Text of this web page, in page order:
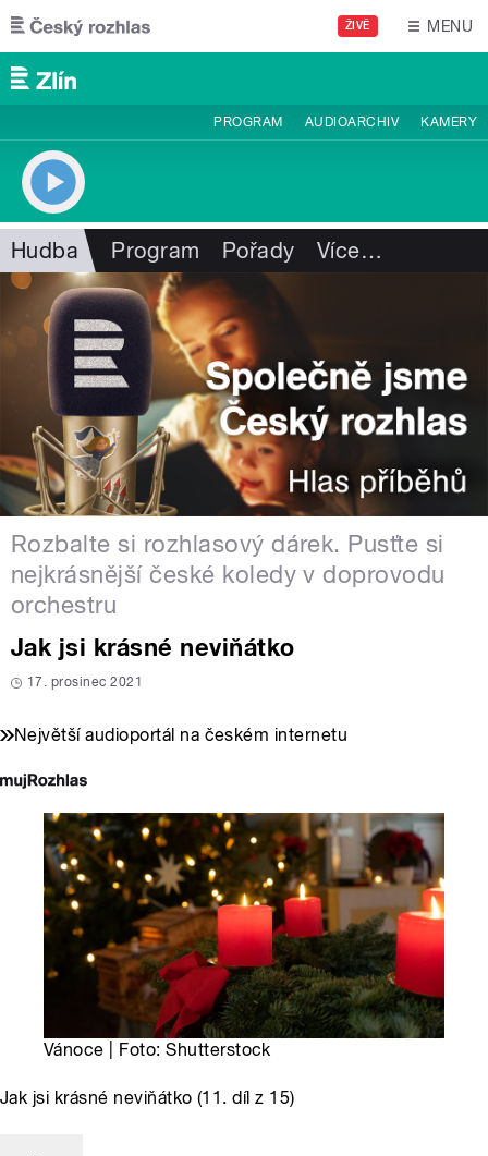
Přejít k hlavnímu obsahu
ŽIVĚ MENU
PROGRAM AUDIOARCHIV KAMERY
Hudba Program Pořady Více…
Rozbalte si rozhlasový dárek. Pusťte si
nejkrásnější české koledy v doprovodu
orchestru
Jak jsi krásné neviňátko
17. prosinec 2021
Největší audioportál na českém internetu
Vánoce | Foto: Shutterstock
Jak jsi krásné neviňátko (11. díl z 15)